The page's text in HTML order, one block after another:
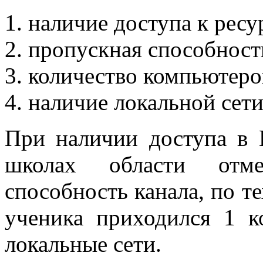
наличие доступа к
пропускная
количество
наличие локальной
При наличии доступа в
школах области
способность канала, по
ученика приходился 1
локальные сети.